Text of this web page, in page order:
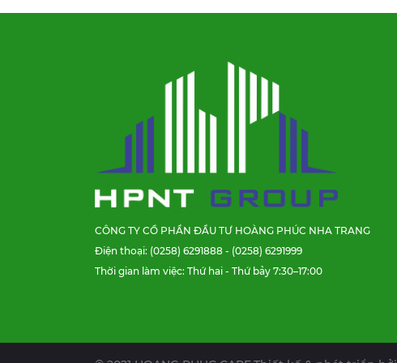
CÔNG TY CỔ PHẦN ĐẦU TƯ HOÀNG PHÚC NHA TRANG
Điện thoại: (0258) 6291888 - (0258) 6291999
Thời gian làm việc: Thứ hai - Thứ bảy 7:30–17:00